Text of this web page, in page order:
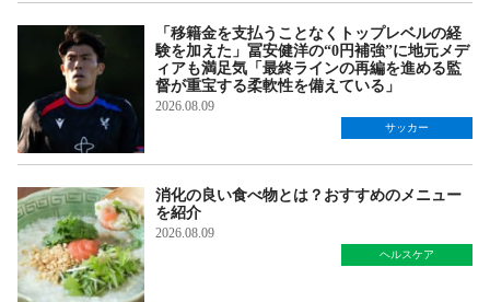
「移籍金を支払うことなくトップレベルの経
験を加えた」冨安健洋の“0円補強”に地元メデ
ィアも満足気「最終ラインの再編を進める監
督が重宝する柔軟性を備えている」
2026.08.09
サッカー
消化の良い食べ物とは？おすすめのメニュー
を紹介
2026.08.09
ヘルスケア